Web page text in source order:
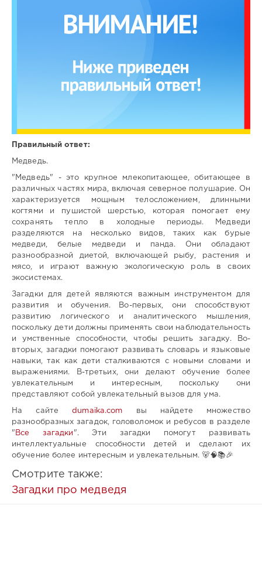
Правильный ответ:
Медведь.
"Медведь" - это крупное млекопитающее, обитающее в
различных частях мира, включая северное полушарие. Он
характеризуется мощным телосложением, длинными
когтями и пушистой шерстью, которая помогает ему
сохранять тепло в холодные периоды. Медведи
разделяются на несколько видов, таких как бурые
медведи, белые медведи и панда. Они обладают
разнообразной диетой, включающей рыбу, растения и
мясо, и играют важную экологическую роль в своих
экосистемах.
Загадки для детей являются важным инструментом для
развития и обучения. Во-первых, они способствуют
развитию логического и аналитического мышления,
поскольку дети должны применять свои наблюдательность
и умственные способности, чтобы решить загадку. Во-
вторых, загадки помогают развивать словарь и языковые
навыки, так как дети сталкиваются с новыми словами и
выражениями. В-третьих, они делают обучение более
увлекательным и интересным, поскольку они
представляют собой увлекательный вызов для ума.
На сайтеdumaika.com вы найдете множество
разнообразных загадок, головоломок и ребусов в разделе
" Все загадки ". Эти загадки помогут развивать
интеллектуальные способности детей и сделают их
обучение более интересным и увлекательным. 🐻🧠📚🎉
Смотрите также:
Загадки про медведя